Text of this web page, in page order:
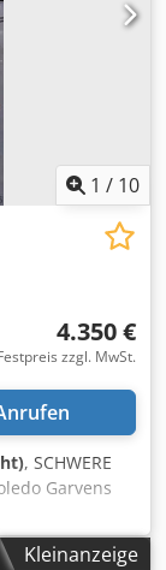
1 / 10
4.350 €
zzgl. MwSt.
, SCHWERE
Garvens
Ujf Baujahr:
Auflösung d =
Wägungen /
Kleinanzeige